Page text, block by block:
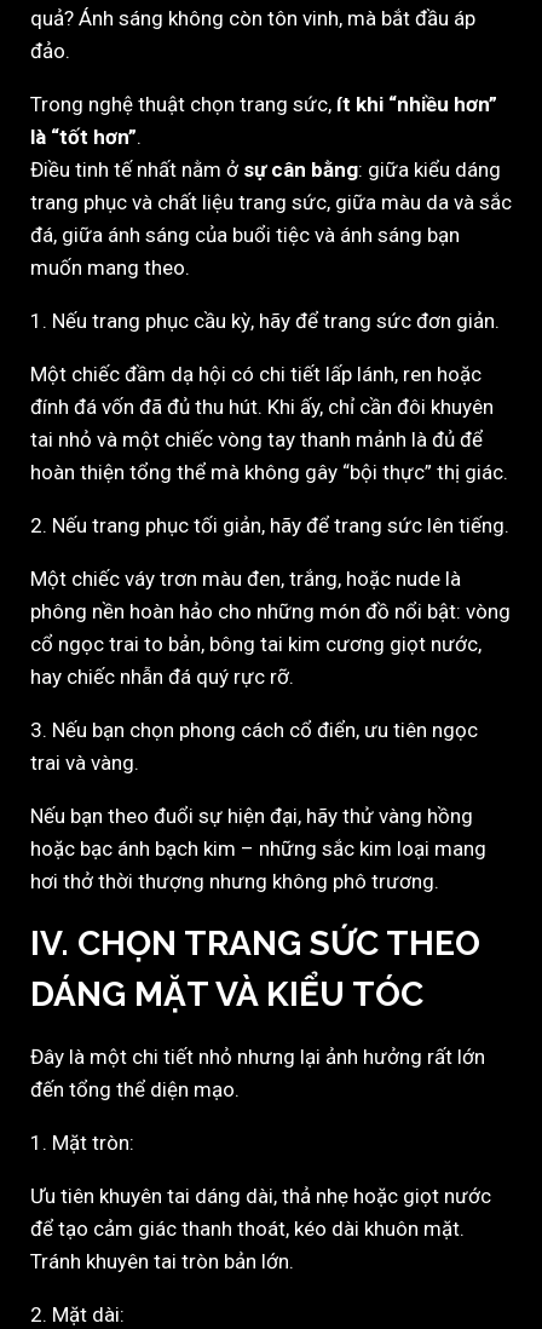
quả? Ánh sáng không còn tôn vinh, mà bắt đầu áp
đảo.
Trong nghệ thuật chọn trang sức, ít khi “nhiều hơn”
là “tốt hơn”.
Điều tinh tế nhất nằm ở sự cân bằng: giữa kiểu dáng
trang phục và chất liệu trang sức, giữa màu da và sắc
đá, giữa ánh sáng của buổi tiệc và ánh sáng bạn
muốn mang theo.
1. Nếu trang phục cầu kỳ, hãy để trang sức đơn giản.
Một chiếc đầm dạ hội có chi tiết lấp lánh, ren hoặc
đính đá vốn đã đủ thu hút. Khi ấy, chỉ cần đôi khuyên
tai nhỏ và một chiếc vòng tay thanh mảnh là đủ để
hoàn thiện tổng thể mà không gây “bội thực” thị giác.
2. Nếu trang phục tối giản, hãy để trang sức lên tiếng.
Một chiếc váy trơn màu đen, trắng, hoặc nude là
phông nền hoàn hảo cho những món đồ nổi bật: vòng
cổ ngọc trai to bản, bông tai kim cương giọt nước,
hay chiếc nhẫn đá quý rực rỡ.
3. Nếu bạn chọn phong cách cổ điển, ưu tiên ngọc
trai và vàng.
Nếu bạn theo đuổi sự hiện đại, hãy thử vàng hồng
hoặc bạc ánh bạch kim – những sắc kim loại mang
hơi thở thời thượng nhưng không phô trương.
IV. CHỌN TRANG SỨC THEO
DÁNG MẶT VÀ KIỂU TÓC
Đây là một chi tiết nhỏ nhưng lại ảnh hưởng rất lớn
đến tổng thể diện mạo.
1. Mặt tròn:
Ưu tiên khuyên tai dáng dài, thả nhẹ hoặc giọt nước
để tạo cảm giác thanh thoát, kéo dài khuôn mặt.
Tránh khuyên tai tròn bản lớn.
2. Mặt dài: